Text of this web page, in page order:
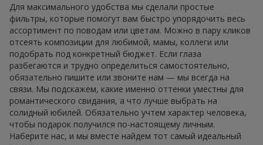
Для максимального удобства мы сделали простые
фильтры, которые помогут вам быстро упорядочить весь
ассортимент по поводам или цветам. Можно в пару кликов
отсеять композиции для любимой, мамы, коллеги или
подобрать под конкретный бюджет. Если глаза
разбегаются и трудно определиться самостоятельно,
обязательно пишите или звоните нам — мы всегда на
связи. Мы подскажем, какие именно оттенки уместны для
романтического свидания, а что лучше выбрать на
солидный юбилей. Обязательно учтем характер человека,
чтобы подарок получился по-настоящему личным.
Наберите нас, и мы вместе найдем тот самый идеальный